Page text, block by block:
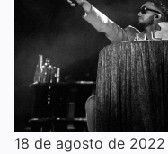
18 de agosto de 2022